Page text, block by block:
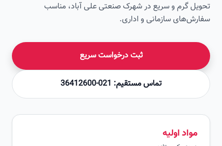
گرم و سریع در شهرک صنعتی علی آباد، مناسب
سازمانی و اداری.
ثبت درخواست سریع
تماس مستقیم: 021-36412600
مواد اولیه